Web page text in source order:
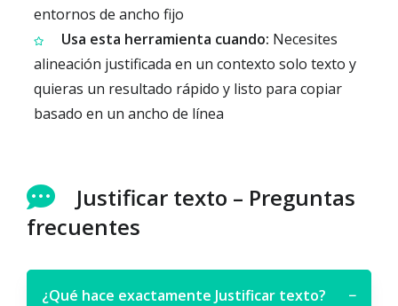
entornos de ancho fijo
Usa esta herramienta cuando: Necesites
alineación justificada en un contexto solo texto y
quieras un resultado rápido y listo para copiar
basado en un ancho de línea
Justificar texto – Preguntas
frecuentes
¿Qué hace exactamente Justificar texto? −